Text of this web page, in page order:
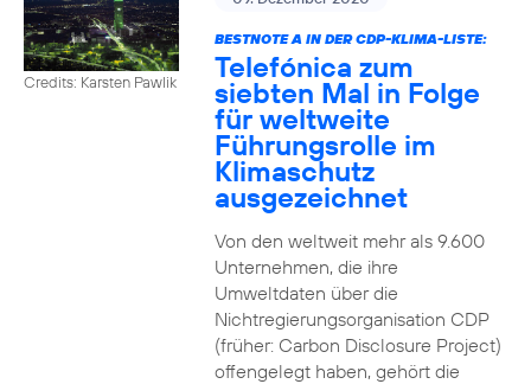
Credits: Karsten Pawlik
BESTNOTE A IN DER CDP-KLIMA-LISTE:
Telefónica zum
siebten Mal in Folge
für weltweite
Führungsrolle im
Klimaschutz
ausgezeichnet
Von den weltweit mehr als 9.600
Unternehmen, die ihre
Umweltdaten über die
Nichtregierungsorganisation CDP
(früher: Carbon Disclosure Project)
offengelegt haben, gehört die